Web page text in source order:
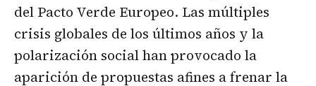
del Pacto Verde Europeo. Las múltiples
crisis globales de los últimos años y la
polarización social han provocado la
aparición de propuestas afines a frenar la